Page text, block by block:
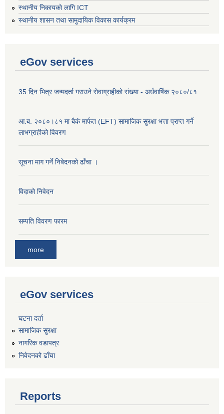
स्थानीय निकायको लागि ICT
स्थानीय शासन तथा सामुदायिक विकास कार्यक्रम
eGov services
35 दिन भित्र जन्मदर्ता गराउने सेवाग्राहीको संख्या - अर्धवार्षिक २०८०/८१
आ.ब. २०८०।८१ मा बैकं मार्फत (EFT) सामाजिक सुरक्षा भत्ता प्राप्त गर्ने
लाभग्राहीको विवरण
सूचना माग गर्ने निबेदनको ढाँचा ।
विदाको निवेदन
सम्पति विवरण फारम
more
eGov services
घटना दर्ता
सामाजिक सुरक्षा
नागरिक वडापत्र
निवेदनको ढाँचा
Reports